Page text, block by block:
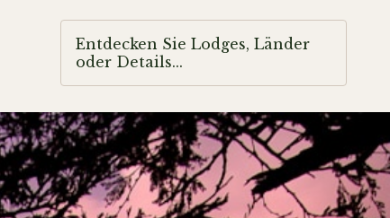
Entdecken Sie Lodges, Länder
oder Details...